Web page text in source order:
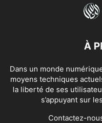
À
Dans un monde
moyens techniques
la liberté de ses
s’appuyant sur
Contactez-